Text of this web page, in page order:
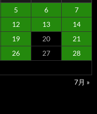
5 6
7
12 13
14
19 20
21
26 27
28
7月 »